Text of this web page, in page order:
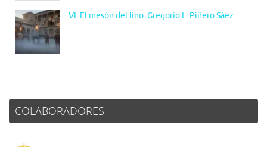
VI. El mesón del lino. Gregorio L. Piñero Sáez
COLABORADORES